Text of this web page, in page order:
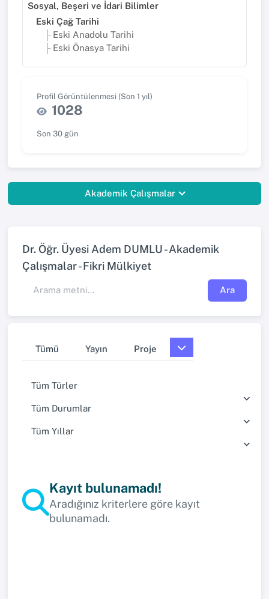
Sosyal, Beşeri ve İdari Bilimler
Eski Çağ Tarihi
Eski Anadolu Tarihi
Eski Önasya Tarihi
Profil Görüntülenmesi (Son 1 yıl)
1028
Son 30 gün
Akademik Çalışmalar
Dr. Öğr. Üyesi Adem DUMLU - Akademik
Çalışmalar - Fikri Mülkiyet
Ara
Tümü Yayın Proje
Tüm Türler
Tüm Durumlar
Tüm Yıllar
Kayıt bulunamadı!
Aradığınız kriterlere göre kayıt
bulunamadı.